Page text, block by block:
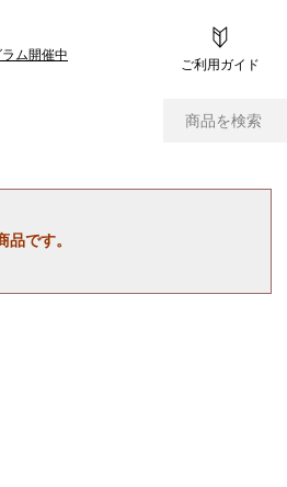
ム開催中
ご利用ガイド
です。